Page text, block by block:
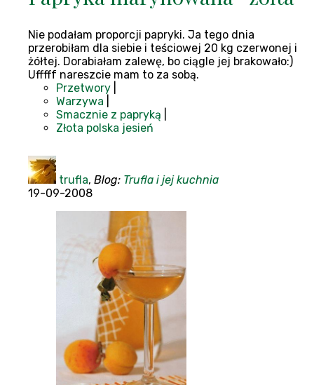
Nie podałam proporcji papryki. Ja tego dnia
przerobiłam dla siebie i teściowej 20 kg czerwonej i
żółtej. Dorabiałam zalewę, bo ciągle jej brakowało:)
Ufffff nareszcie mam to za sobą.
Przetwory
Warzywa
Smacznie z papryką
Złota polska jesień
trufla, Blog: Trufla i jej kuchnia
19-09-2008